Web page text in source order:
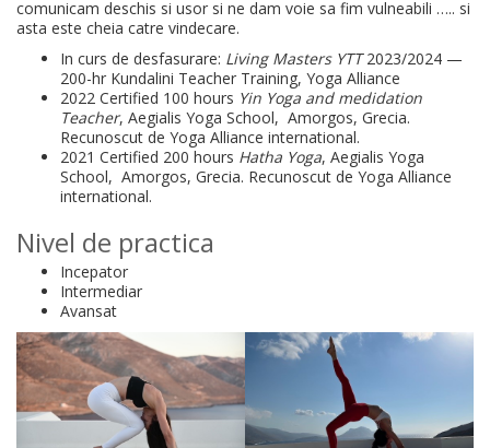
comunicam deschis si usor si ne dam voie sa fim vulneabili ….. si
asta este cheia catre vindecare.
In curs de desfasurare: Living Masters YTT2023/2024 —
200-hr Kundalini Teacher Training, Yoga Alliance
2022 Certified 100 hours Yin Yoga and medidation
Teacher, Aegialis Yoga School, Amorgos, Grecia.
Recunoscut de Yoga Alliance international.
2021 Certified 200 hours Hatha Yoga, Aegialis Yoga
School, Amorgos, Grecia. Recunoscut de Yoga Alliance
international.
Nivel de practica
Incepator
Intermediar
Avansat